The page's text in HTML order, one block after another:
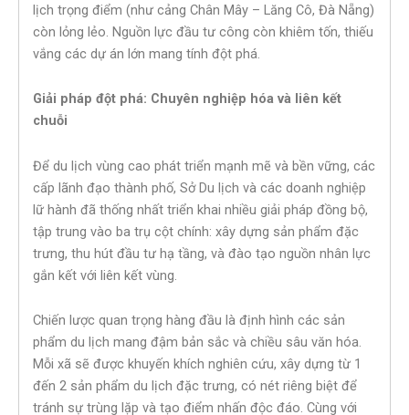
lịch trọng điểm (như cảng Chân Mây – Lăng Cô, Đà Nẵng)
còn lỏng lẻo. Nguồn lực đầu tư công còn khiêm tốn, thiếu
vắng các dự án lớn mang tính đột phá.
Giải pháp đột phá: Chuyên nghiệp hóa và liên kết
chuỗi
Để du lịch vùng cao phát triển mạnh mẽ và bền vững, các
cấp lãnh đạo thành phố, Sở Du lịch và các doanh nghiệp
lữ hành đã thống nhất triển khai nhiều giải pháp đồng bộ,
tập trung vào ba trụ cột chính: xây dựng sản phẩm đặc
trưng, thu hút đầu tư hạ tầng, và đào tạo nguồn nhân lực
gắn kết với liên kết vùng.
Chiến lược quan trọng hàng đầu là định hình các sản
phẩm du lịch mang đậm bản sắc và chiều sâu văn hóa.
Mỗi xã sẽ được khuyến khích nghiên cứu, xây dựng từ 1
đến 2 sản phẩm du lịch đặc trưng, có nét riêng biệt để
tránh sự trùng lặp và tạo điểm nhấn độc đáo. Cùng với